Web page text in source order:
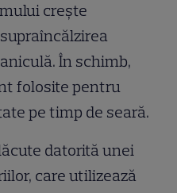
crește
În schimb,
folosite pentru
pe timp de seară.
datorită unei
care utilizează